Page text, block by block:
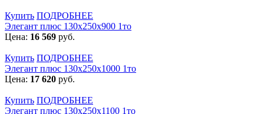
Купить ПОДРОБНЕЕ
Элегант плюс 130x250x900 1то
Цена: 16 569 руб.
Купить ПОДРОБНЕЕ
Элегант плюс 130x250x1000 1то
Цена: 17 620 руб.
Купить ПОДРОБНЕЕ
Элегант плюс 130x250x1100 1то